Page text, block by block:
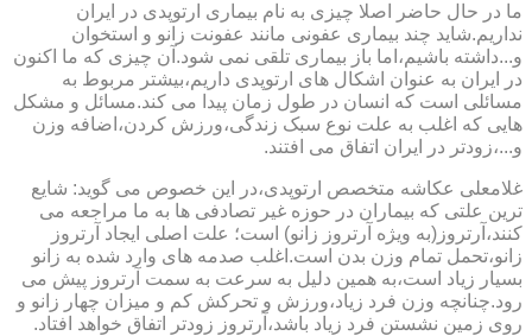
ما در حال حاضر اصلا چیزی به نام بیماری ارتوپدی در ایران
نداریم.شاید چند بیماری عفونی مانند عفونت زانو و استخوان
و...داشته باشیم،اما باز بیماری تلقی نمی شود.آن چیزی که ما اکنون
در ایران به عنوان اشکال های ارتوپدی داریم،بیشتر مربوط به
مسائلی است که انسان در طول زمان پیدا می کند.مسائل و مشکل
هایی که اغلب به علت نوع سبک زندگی،ورزش کردن،اضافه وزن
و...،زودتر در ایران اتفاق می افتند.
غلامعلی عکاشه متخصص ارتوپدی،در این خصوص می گوید: شایع
ترین علتی که بیماران در حوزه غیر تصادفی ها به ما مراجعه می
کنند،آرتروز(به ویژه آرتروز زانو) است؛ علت اصلی ایجاد آرتروز
زانو،تحمل تمام وزن بدن است.اغلب صدمه های وارد شده به زانو
بسیار زیاد است،به همین دلیل به سرعت به سمت آرتروز پیش می
رود.چنانچه وزن فرد زیاد،ورزش و تحرکش کم و میزان چهار زانو و
روی زمین نشستن فرد زیاد باشد،آرتروز زودتر اتفاق خواهد افتاد.